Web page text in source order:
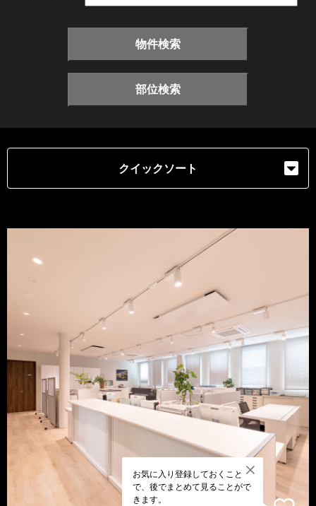
物件検索
部位検索
クイックソート
お気に入り登録しておくこと
で、後でまとめて見ることがで
きます。